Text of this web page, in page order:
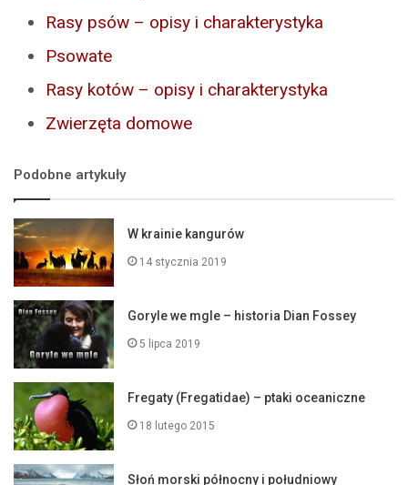
Rasy psów – opisy i charakterystyka
Psowate
Rasy kotów – opisy i charakterystyka
Zwierzęta domowe
Podobne artykuły
W krainie kangurów
14 stycznia 2019
Goryle we mgle – historia Dian Fossey
5 lipca 2019
Fregaty (Fregatidae) – ptaki oceaniczne
18 lutego 2015
Słoń morski północny i południowy